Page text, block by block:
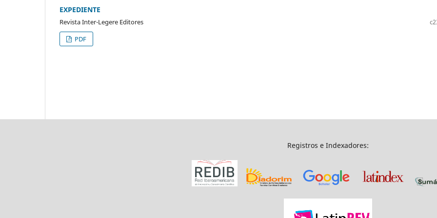
EXPEDIENTE
Revista Inter-Legere Editores
PDF
Registros e Indexadores: